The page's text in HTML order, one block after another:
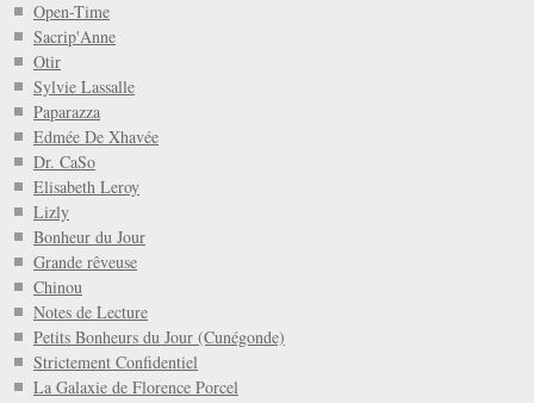
Open-Time
Sacrip'Anne
Otir
Sylvie Lassalle
Paparazza
Edmée De Xhavée
Dr. CaSo
Elisabeth Leroy
Lizly
Bonheur du Jour
Grande rêveuse
Chinou
Notes de Lecture
Petits Bonheurs du Jour (Cunégonde)
Strictement Confidentiel
La Galaxie de Florence Porcel